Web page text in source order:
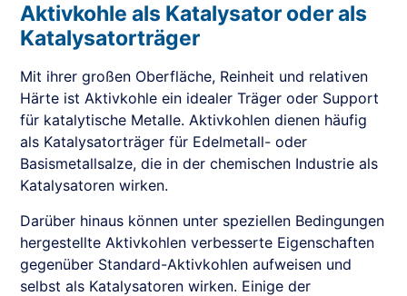
Aktivkohle als Katalysator oder als
Katalysatorträger
Mit ihrer großen Oberfläche, Reinheit und relativen
Härte ist Aktivkohle ein idealer Träger oder Support
für katalytische Metalle. Aktivkohlen dienen häufig
als Katalysatorträger für Edelmetall- oder
Basismetallsalze, die in der chemischen Industrie als
Katalysatoren wirken.
Darüber hinaus können unter speziellen Bedingungen
hergestellte Aktivkohlen verbesserte Eigenschaften
gegenüber Standard-Aktivkohlen aufweisen und
selbst als Katalysatoren wirken. Einige der